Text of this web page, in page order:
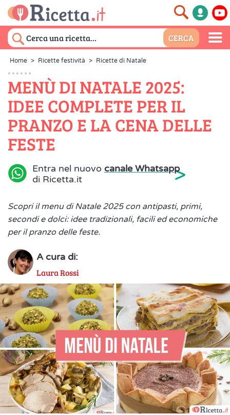
Home > Ricette festività > Ricette di Natale
MENÙ DI NATALE 2025:
IDEE COMPLETE PER IL
PRANZO E LA CENA DELLE
FESTE
Entra nel nuovo canale Whatsapp
di Ricetta.it
>
Scopri il menu di Natale 2025 con antipasti, primi,
secondi e dolci: idee tradizionali, facili ed economiche
per il pranzo delle feste.
A cura di:
Laura Rossi